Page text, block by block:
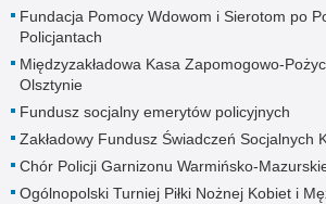
Fundacja Pomocy Wdowom i Sierotom po
Policjantach
Międzyzakładowa Kasa Zapomogowo-
Olsztynie
Fundusz socjalny emerytów policyjnych
Zakładowy Fundusz Świadczeń Socjalnych
Chór Policji Garnizonu Warmińsko-
Ogólnopolski Turniej Piłki Nożnej Kobiet i